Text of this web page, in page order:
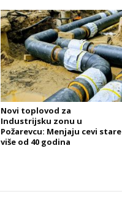
Novi toplovod za
Industrijsku zonu u
Požarevcu: Menjaju cevi stare
više od 40 godina